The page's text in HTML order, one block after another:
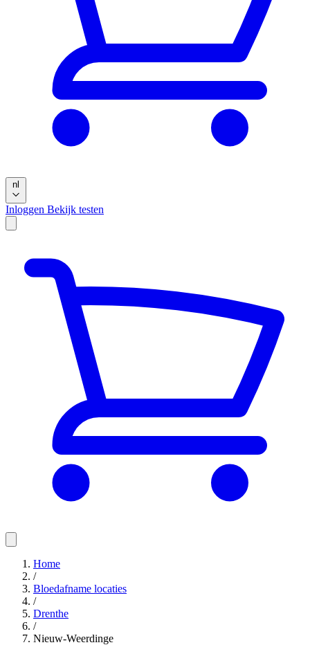
nl
Inloggen Bekijk testen
Home
/
Bloedafname locaties
/
Drenthe
/
Nieuw-Weerdinge